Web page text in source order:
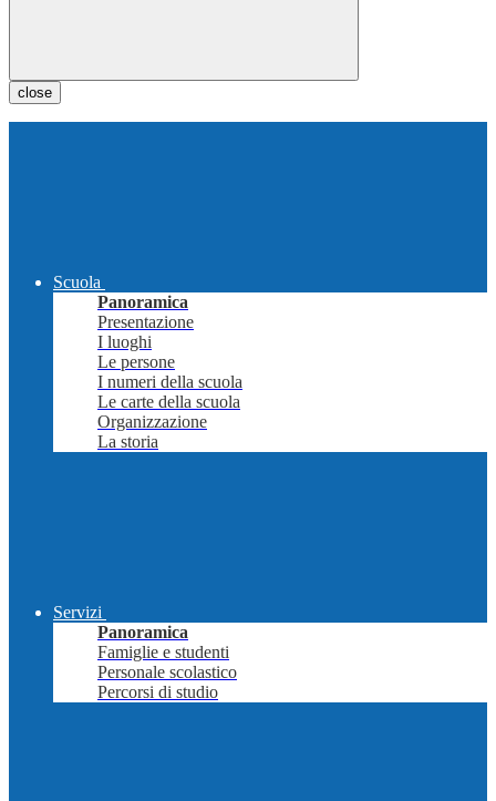
close
Scuola
Panoramica
Presentazione
I luoghi
Le persone
I numeri della scuola
Le carte della scuola
Organizzazione
La storia
Servizi
Panoramica
Famiglie e studenti
Personale scolastico
Percorsi di studio